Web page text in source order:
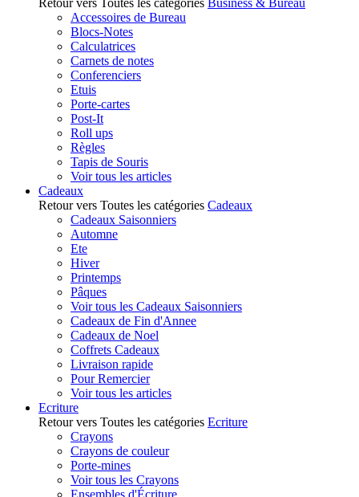
Retour vers Toutes les catégories Business & Bureau
Accessoires de Bureau
Blocs-Notes
Calculatrices
Carnets de notes
Conferenciers
Etuis
Porte-cartes
Post-It
Roll ups
Règles
Tapis de Souris
Voir tous les articles
Cadeaux
Retour vers Toutes les catégories Cadeaux
Cadeaux Saisonniers
Automne
Ete
Hiver
Printemps
Pâques
Voir tous les Cadeaux Saisonniers
Cadeaux de Fin d'Annee
Cadeaux de Noel
Coffrets Cadeaux
Livraison rapide
Pour Remercier
Voir tous les articles
Ecriture
Retour vers Toutes les catégories Ecriture
Crayons
Crayons de couleur
Porte-mines
Voir tous les Crayons
Ensembles d'Écriture